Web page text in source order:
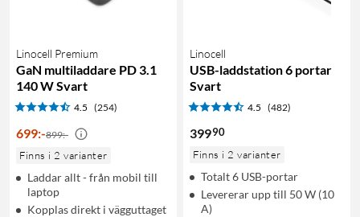
Linocell Premium
GaN multiladdare PD 3.1
140 W Svart
4.5 (254)
699:-899:-
Finns i 2 varianter
Laddar allt - från mobil till
laptop
Kopplas direkt i vägguttaget
Linocell
USB-laddstation 6 portar
Svart
4.5 (482)
39990
Finns i 2 varianter
Totalt 6 USB-portar
Levererar upp till 50 W (10
A)